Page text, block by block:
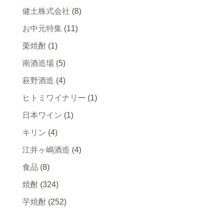
健土株式会社 (8)
お中元特集 (11)
栗焼酎 (1)
南酒造場 (5)
萩野酒造 (4)
ヒトミワイナリー (1)
日本ワイン (1)
キリン (4)
江井ヶ嶋酒造 (4)
食品 (8)
焼酎 (324)
芋焼酎 (252)